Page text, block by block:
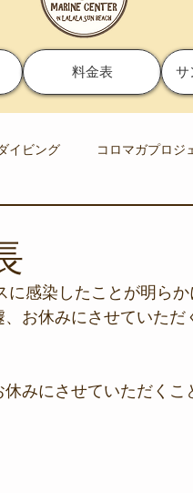
料金表 サ
イビング コロマガプロジ
潜水 いつもとは違う業務
フィールド
感染したことが明らか
お休みにさせていただ
みにさせていただくこ